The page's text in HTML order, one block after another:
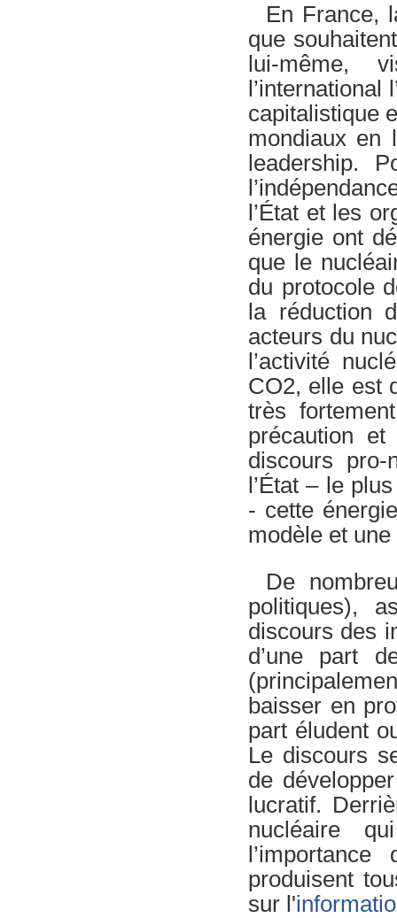
En France,
que
lui-même,
l’international
capitalistique
mondiaux en
leadership.
l’État et les
énergie ont
que le
du protocole
la réduction
acteurs du
l’activité
CO2, elle est
très
précaution
discours
l’État – le
- cette
modèle et
De
politiques),
discours des
d’une part
baisser en
part éludent
Le discours
de
lucratif.
nucléaire
produisent
sur l'